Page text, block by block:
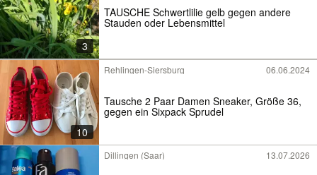
3
TAUSCHE Schwertlilie gelb gegen andere
Stauden oder Lebensmittel
10
Rehlingen-Siersburg 06.06.2024
Tausche 2 Paar Damen Sneaker, Größe 36,
gegen ein Sixpack Sprudel
Dillingen (Saar) 13.07.2026